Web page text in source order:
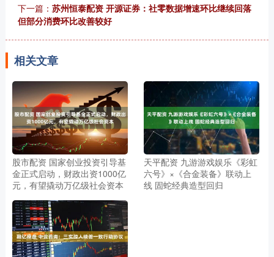
下一篇： 苏州恒泰配资 开源证券：社零数据增速环比继续回落
但部分消费环比改善较好
相关文章
股市配资 国家创业投资引导基
金正式启动，财政出资1000亿
元，有望撬动万亿级社会资本
天平配资 九游游戏娱乐《彩虹
六号》×《合金装备》联动上
线 固蛇经典造型回归